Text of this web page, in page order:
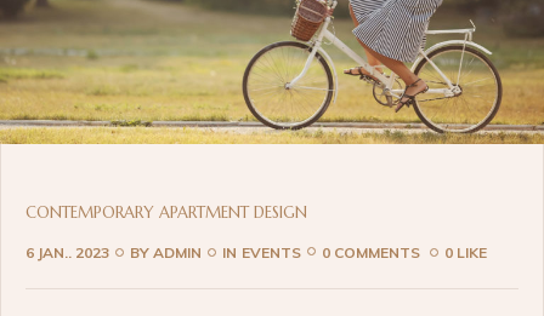
CONTEMPORARY APARTMENT DESIGN
6 JAN.. 2023 BY ADMIN IN EVENTS 0 COMMENTS 0 LIKE